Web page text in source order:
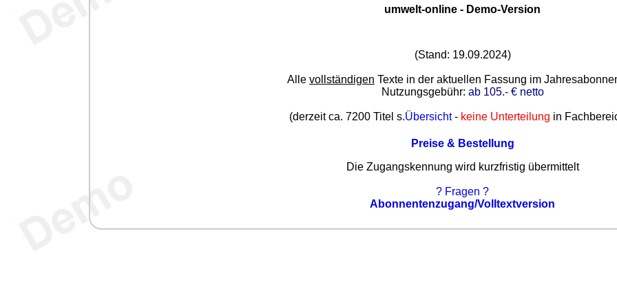
umwelt-online - Demo-Version
(Stand: 19.09.2024)
Alle vollständigen Texte in der aktuellen Fassung im
Nutzungsgebühr: ab 105.- € netto
(derzeit ca. 7200 Titel s.Übersicht- keine Unterteilung in
Preise & Bestellung
Die Zugangskennung wird kurzfristig übermittelt
? Fragen ?
Abonnentenzugang/Volltextversion